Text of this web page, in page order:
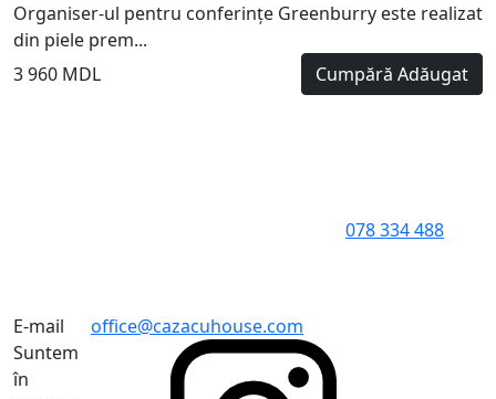
Organiser-ul pentru conferințe Greenburry este realizat
din piele prem...
3 960 MDL
Cumpără Adăugat
078 334 488
E-mail
office@cazacuhouse.com
Suntem
în